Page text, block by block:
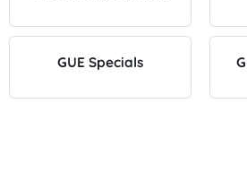
GUE Specials